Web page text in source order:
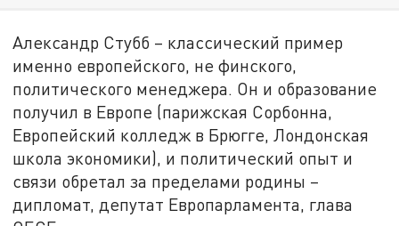
Александр Стубб – классический пример
именно европейского, не финского,
политического менеджера. Он и образование
получил в Европе (парижская Сорбонна,
Европейский колледж в Брюгге, Лондонская
школа экономики), и политический опыт и
связи обретал за пределами родины –
дипломат, депутат Европарламента, глава